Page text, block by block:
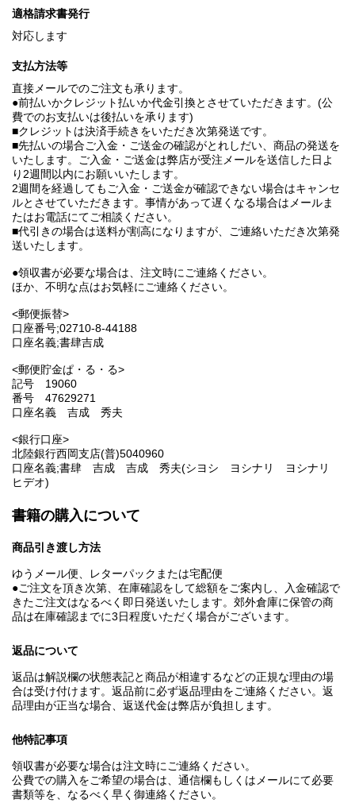
適格請求書発行
対応します
支払方法等
直接メールでのご注文も承ります。
●前払いかクレジット払いか代金引換とさせていただきます。(公
費でのお支払いは後払いを承ります)
■クレジットは決済手続きをいただき次第発送です。
■先払いの場合ご入金・ご送金の確認がとれしだい、商品の発送を
いたします。ご入金・ご送金は弊店が受注メールを送信した日よ
り2週間以内にお願いいたします。
2週間を経過してもご入金・ご送金が確認できない場合はキャンセ
ルとさせていただきます。事情があって遅くなる場合はメールま
たはお電話にてご相談ください。
■代引きの場合は送料が割高になりますが、ご連絡いただき次第発
送いたします。
●領収書が必要な場合は、注文時にご連絡ください。
ほか、不明な点はお気軽にご連絡ください。
<郵便振替>
口座番号;02710-8-44188
口座名義;書肆吉成
<郵便貯金ぱ・る・る>
記号 19060
番号 47629271
口座名義 吉成 秀夫
<銀行口座>
北陸銀行西岡支店(普)5040960
口座名義;書肆 吉成 吉成 秀夫(シヨシ ヨシナリ ヨシナリ
ヒデオ)
書籍の購入について
商品引き渡し方法
ゆうメール便、レターパックまたは宅配便
●ご注文を頂き次第、在庫確認をして総額をご案内し、入金確認で
きたご注文はなるべく即日発送いたします。郊外倉庫に保管の商
品は在庫確認までに3日程度いただく場合がございます。
返品について
返品は解説欄の状態表記と商品が相違するなどの正規な理由の場
合は受け付けます。返品前に必ず返品理由をご連絡ください。返
品理由が正当な場合、返送代金は弊店が負担します。
他特記事項
領収書が必要な場合は注文時にご連絡ください。
公費での購入をご希望の場合は、通信欄もしくはメールにて必要
書類等を、なるべく早く御連絡ください。